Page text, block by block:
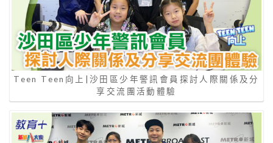
Teen Teen向上|沙田區少年警訊會員探討人際關係及分
享交流團活動體驗